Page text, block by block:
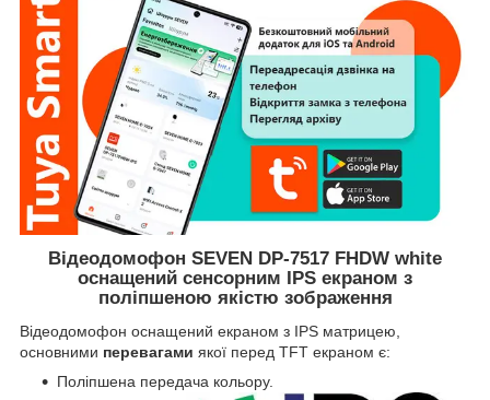
Відеодомофон SEVEN DP-7517 FHDW white
оснащений сенсорним IPS екраном з
поліпшеною якістю зображення
Відеодомофон оснащений екраном з IPS матрицею,
основними перевагами якої перед TFT екраном є:
Поліпшена передача кольору.